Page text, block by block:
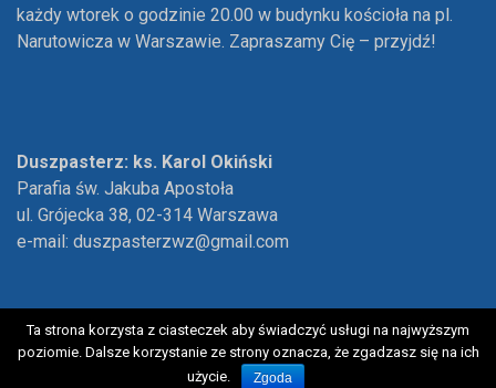
każdy wtorek o godzinie 20.00 w budynku kościoła na pl.
Narutowicza w Warszawie. Zapraszamy Cię – przyjdź!
Duszpasterz: ks. Karol Okiński
Parafia św. Jakuba Apostoła
ul. Grójecka 38, 02-314 Warszawa
e-mail: duszpasterzwz@gmail.com
Copyright © 2018 Woda Życia. Wszelkie prawa zastrzeżone
Ta strona korzysta z ciasteczek aby świadczyć usługi na najwyższym
poziomie. Dalsze korzystanie ze strony oznacza, że zgadzasz się na ich
użycie.
Zgoda